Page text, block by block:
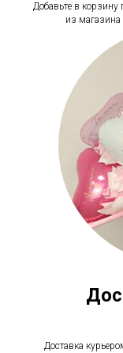
Добавьте в
из магазина
Доставка